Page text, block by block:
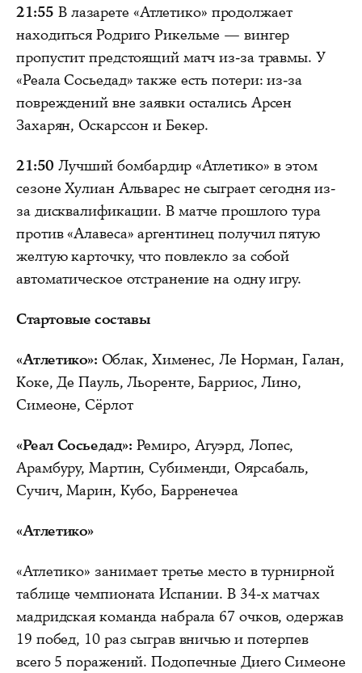
21:55 В лазарете «Атлетико» продолжает
находиться Родриго Рикельме — вингер
пропустит предстоящий матч из-за травмы. У
«Реала Сосьедад» также есть потери: из-за
повреждений вне заявки остались Арсен
Захарян, Оскарссон и Бекер.
21:50 Лучший бомбардир «Атлетико» в этом
сезоне Хулиан Альварес не сыграет сегодня из-
за дисквалификации. В матче прошлого тура
против «Алавеса» аргентинец получил пятую
желтую карточку, что повлекло за собой
автоматическое отстранение на одну игру.
Стартовые составы
«Атлетико»: Облак, Хименес, Ле Норман, Галан,
Коке, Де Пауль, Льоренте, Барриос, Лино,
Симеоне, Сёрлот
«Реал Сосьедад»: Ремиро, Агуэрд, Лопес,
Арамбуру, Мартин, Субименди, Оярсабаль,
Сучич, Марин, Кубо, Барренечеа
«Атлетико»
«Атлетико» занимает третье место в турнирной
таблице чемпионата Испании. В 34-х матчах
мадридская команда набрала 67 очков, одержав
19 побед, 10 раз сыграв вничью и потерпев
всего 5 поражений. Подопечные Диего Симеоне